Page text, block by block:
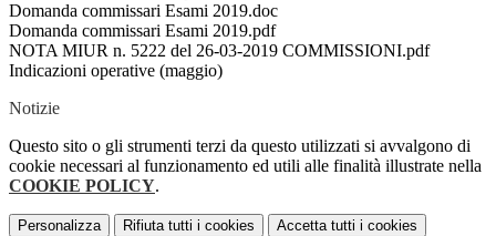
Domanda commissari Esami 2019.doc
Domanda commissari Esami 2019.pdf
NOTA MIUR n. 5222 del 26-03-2019 COMMISSIONI.pdf
Indicazioni operative (maggio)
Notizie
Questo sito o gli strumenti terzi da questo utilizzati si avvalgono di
cookie necessari al funzionamento ed utili alle finalità illustrate nella
COOKIE POLICY.
Personalizza Rifiuta tutti i cookies Accetta tutti i cookies